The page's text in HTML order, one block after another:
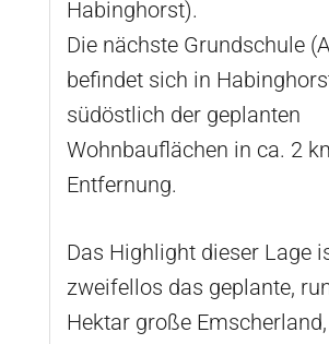
Habinghorst).
Die nächste Grundschule
befindet sich in
südöstlich der geplanten
Wohnbauflächen in ca. 2
Entfernung.
Das Highlight dieser Lage
zweifellos das geplante,
Hektar große